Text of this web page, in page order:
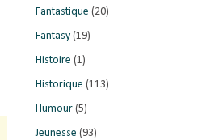
Fantastique (20)
Fantasy (19)
Histoire (1)
Historique (113)
Humour (5)
Jeunesse (93)